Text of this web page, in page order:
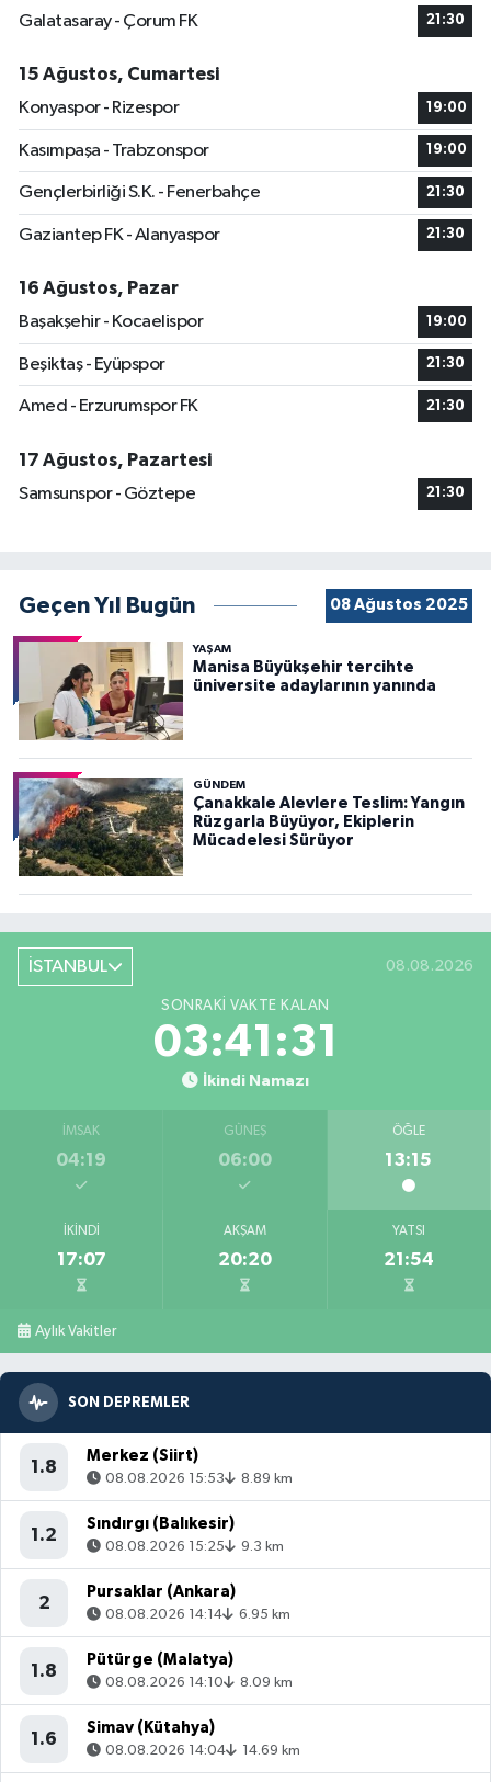
Galatasaray - Çorum FK 21:30
15 Ağustos, Cumartesi
Konyaspor - Rizespor
19:00
Kasımpaşa - Trabzonspor 19:00
Gençlerbirliği S.K. - Fenerbahçe 21:30
Gaziantep FK - Alanyaspor 21:30
16 Ağustos, Pazar
Başakşehir - Kocaelispor
19:00
Beşiktaş - Eyüpspor 21:30
Amed - Erzurumspor FK 21:30
17 Ağustos, Pazartesi
Samsunspor - Göztepe
21:30
Geçen Yıl Bugün 08 Ağustos 2025
YAŞAM
Manisa Büyükşehir tercihte
üniversite adaylarının yanında
GÜNDEM
Çanakkale Alevlere Teslim: Yangın
Rüzgarla Büyüyor, Ekiplerin
Mücadelesi Sürüyor
İSTANBUL 08.08.2026
SONRAKI VAKTE KALAN
03:41:29
İkindi Namazı
İMSAK
04:19
GÜNEŞ
06:00
ÖĞLE
13:15
İKINDI
17:07
AKŞAM
20:20
YATSI
21:54
Aylık Vakitler
SON DEPREMLER
1.8
Merkez (Siirt)
08.08.2026 15:53 8.89 km
1.2
Sındırgı (Balıkesir)
08.08.2026 15:25 9.3 km
2
Pursaklar (Ankara)
08.08.2026 14:14 6.95 km
1.8
Pütürge (Malatya)
08.08.2026 14:10 8.09 km
1.6
Simav (Kütahya)
08.08.2026 14:04 14.69 km